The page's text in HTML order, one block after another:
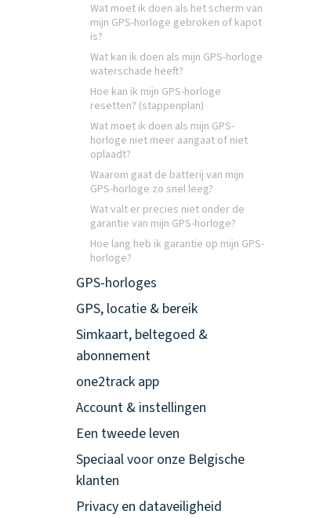
Wat moet ik doen als het scherm van
mijn GPS-horloge gebroken of kapot
is?
Wat kan ik doen als mijn GPS-horloge
waterschade heeft?
Hoe kan ik mijn GPS-horloge
resetten? (stappenplan)
Wat moet ik doen als mijn GPS-
horloge niet meer aangaat of niet
oplaadt?
Waarom gaat de batterij van mijn
GPS-horloge zo snel leeg?
Wat valt er precies niet onder de
garantie van mijn GPS-horloge?
Hoe lang heb ik garantie op mijn GPS-
horloge?
GPS-horloges
GPS, locatie & bereik
Simkaart, beltegoed &
abonnement
one2track app
Account & instellingen
Een tweede leven
Speciaal voor onze Belgische
klanten
Privacy en dataveiligheid